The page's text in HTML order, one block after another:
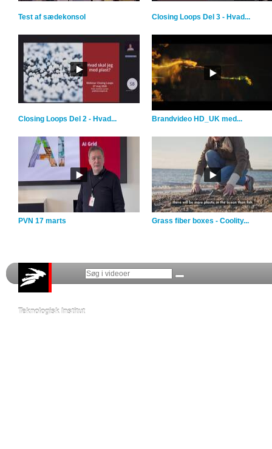
Test af sædekonsol Closing Loops Del 3 - Hvad...
Closing Loops Del 2 - Hvad... Brandvideo HD_UK med...
PVN 17 marts Grass fiber boxes - Coolity...
Teknologisk Institut